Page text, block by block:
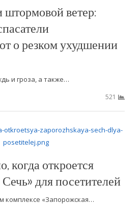
штормовой ветер:
о резком ухудшении
и гроза, а также…
521
когда откроется
для посетителей
комплексе «Запорожская…